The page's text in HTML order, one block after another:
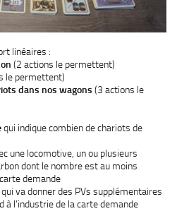
linéaires :
(2 actions le permettent)
le permettent)
dans nos wagons (3 actions le
qui indique combien de chariots de
une locomotive, un ou plusieurs
dont le nombre est au moins
demande
qui va donner des PVs supplémentaires
à l’industrie de la carte demande